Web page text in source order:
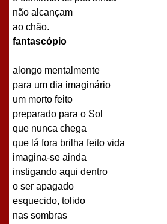
não alcançam
ao chão.
fantascópio
alongo mentalmente
para um dia imaginário
um morto feito
preparado para o Sol
que nunca chega
que lá fora brilha feito vida
imagina-se ainda
instigando aqui dentro
o ser apagado
esquecido, tolido
nas sombras